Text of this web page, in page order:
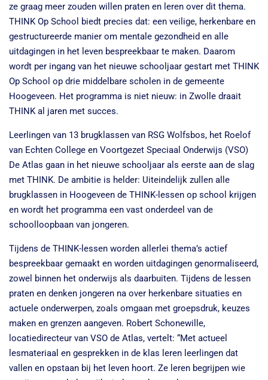
ze graag meer zouden willen praten en leren over dit thema.
THINK Op School biedt precies dat: een veilige, herkenbare en
gestructureerde manier om mentale gezondheid en alle
uitdagingen in het leven bespreekbaar te maken. Daarom
wordt per ingang van het nieuwe schooljaar gestart met THINK
Op School op drie middelbare scholen in de gemeente
Hoogeveen. Het programma is niet nieuw: in Zwolle draait
THINK al jaren met succes.
Leerlingen van 13 brugklassen van RSG Wolfsbos, het Roelof
van Echten College en Voortgezet Speciaal Onderwijs (VSO)
De Atlas gaan in het nieuwe schooljaar als eerste aan de slag
met THINK. De ambitie is helder: Uiteindelijk zullen alle
brugklassen in Hoogeveen de THINK-lessen op school krijgen
en wordt het programma een vast onderdeel van de
schoolloopbaan van jongeren.
Tijdens de THINK-lessen worden allerlei thema’s actief
bespreekbaar gemaakt en worden uitdagingen genormaliseerd,
zowel binnen het onderwijs als daarbuiten. Tijdens de lessen
praten en denken jongeren na over herkenbare situaties en
actuele onderwerpen, zoals omgaan met groepsdruk, keuzes
maken en grenzen aangeven. Robert Schonewille,
locatiedirecteur van VSO de Atlas, vertelt: “Met actueel
lesmateriaal en gesprekken in de klas leren leerlingen dat
vallen en opstaan bij het leven hoort. Ze leren begrijpen wie